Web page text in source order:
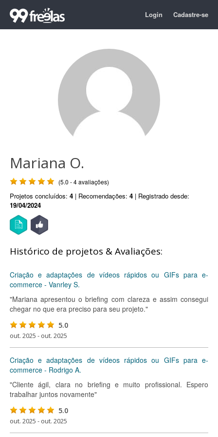
Login Cadastre-se
Mariana O.
(5.0 - 4 avaliações)
Projetos concluídos: 4 | Recomendações: 4 | Registrado desde:
19/04/2024
Histórico de projetos & Avaliações:
Criação e adaptações de vídeos rápidos ou GIFs para e-
commerce - Vanrley S.
"Mariana apresentou o briefing com clareza e assim consegui
chegar no que era preciso para seu projeto."
5.0
out. 2025 - out. 2025
Criação e adaptações de vídeos rápidos ou GIFs para e-
commerce - Rodrigo A.
"Cliente ágil, clara no briefing e muito profissional. Espero
trabalhar juntos novamente"
5.0
out. 2025 - out. 2025